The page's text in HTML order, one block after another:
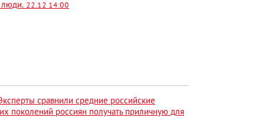
люди. 22.12 14:00
сравнили средние российские
поколений россиян получать приличную для